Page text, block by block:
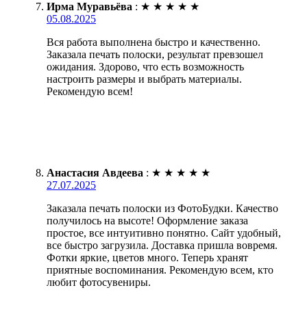
Ирма Муравьёва : ★ ★ ★ ★ ★
05.08.2025
Вся работа выполнена быстро и качественно.
Заказала печать полоски, результат превзошел
ожидания. Здорово, что есть возможность
настроить размеры и выбрать материалы.
Рекомендую всем!
Анастасия Авдеева : ★ ★ ★ ★ ★
27.07.2025
Заказала печать полоски из ФотоБудки. Качество
получилось на высоте! Оформление заказа
простое, все интуитивно понятно. Сайт удобный,
все быстро загрузила. Доставка пришла вовремя.
Фотки яркие, цветов много. Теперь хранят
приятные воспоминания. Рекомендую всем, кто
любит фотосувениры.